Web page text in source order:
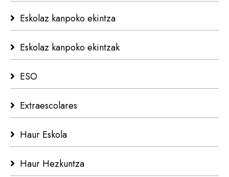
Eskolaz kanpoko ekintza
Eskolaz kanpoko ekintzak
ESO
Extraescolares
Haur Eskola
Haur Hezkuntza